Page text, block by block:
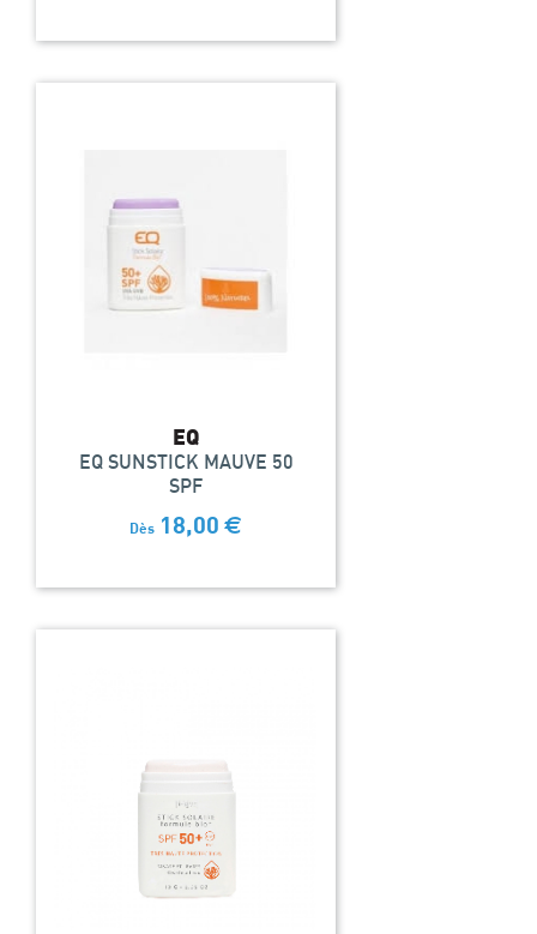
EQ
EQ SUNSTICK MAUVE 50
SPF
Dès 18,00 €